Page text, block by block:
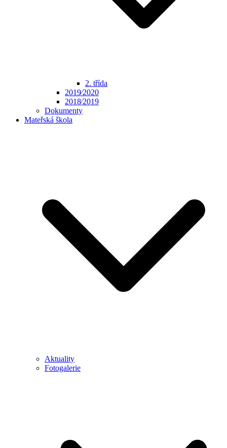
2. třída
2019⁄2020
2018⁄2019
Dokumenty
Mateřská škola
Aktuality
Fotogalerie